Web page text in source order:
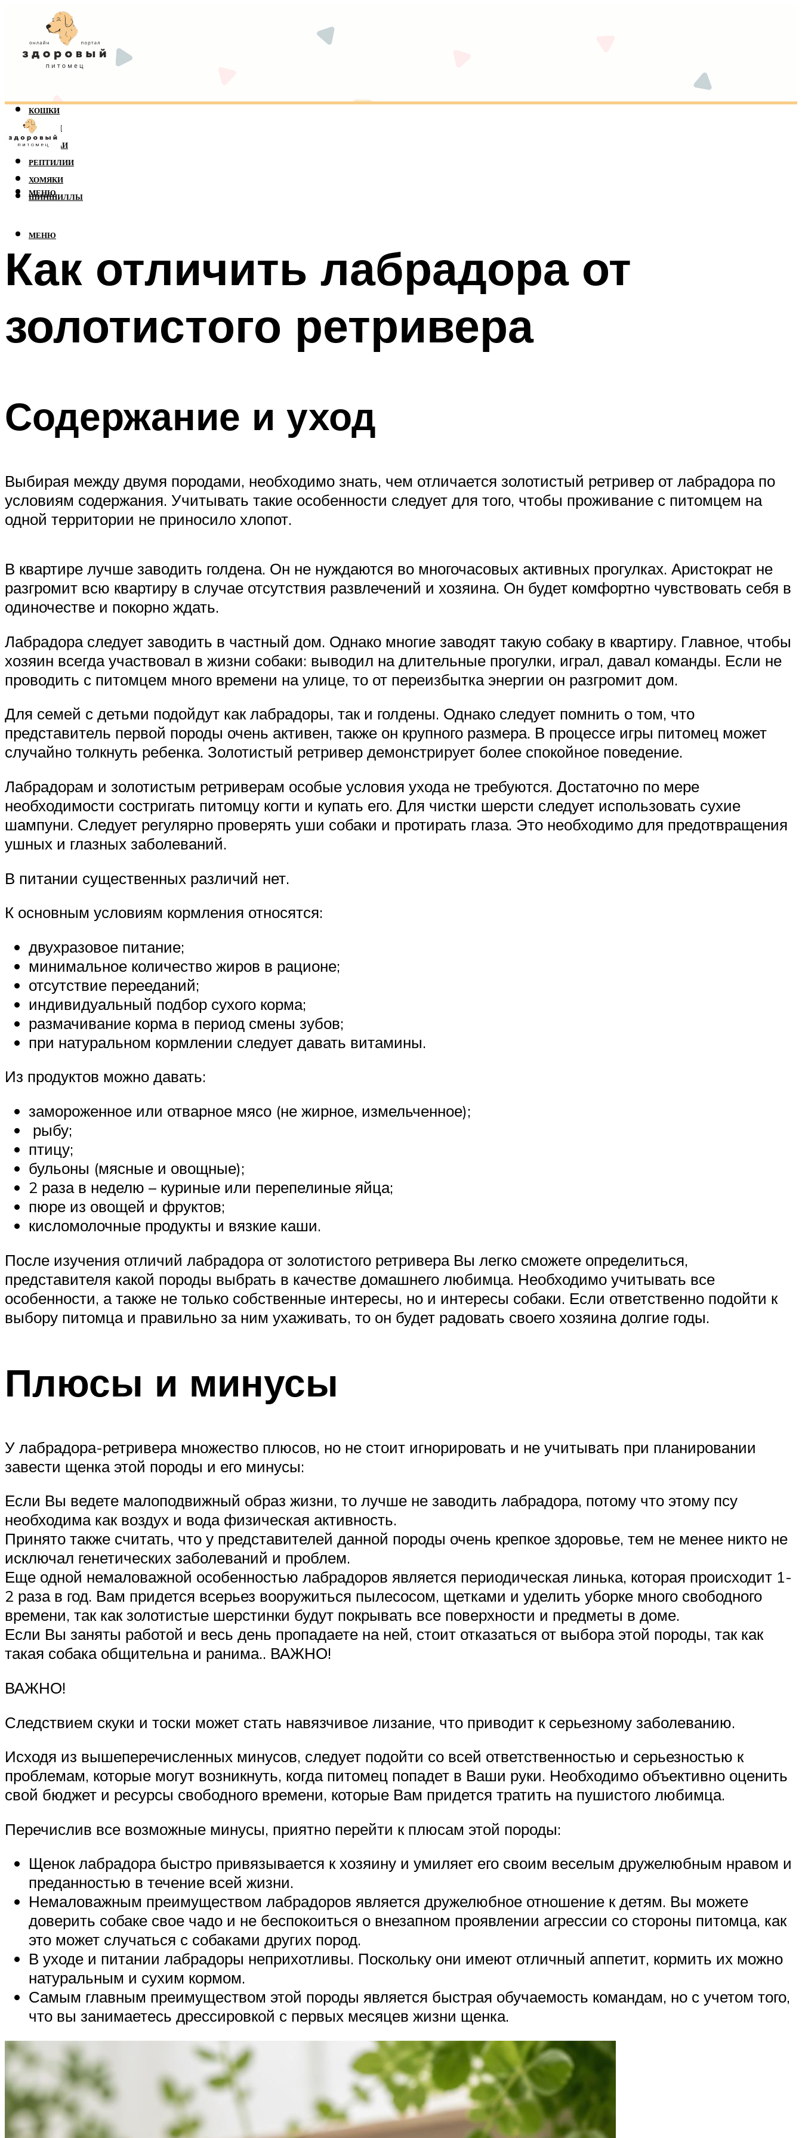
КОШКИ
СОБАКИ
ПОПУГАИ
РЕПТИЛИИ
ХОМЯКИ
ШИНШИЛЛЫ
МЕНЮ
МЕНЮ
Как отличить лабрадора от
золотистого ретривера
Содержание и уход
Выбирая между двумя породами, необходимо знать, чем отличается золотистый ретривер от лабрадора по
условиям содержания. Учитывать такие особенности следует для того, чтобы проживание с питомцем на
одной территории не приносило хлопот.
В квартире лучше заводить голдена. Он не нуждаются во многочасовых активных прогулках. Аристократ не
разгромит всю квартиру в случае отсутствия развлечений и хозяина. Он будет комфортно чувствовать себя в
одиночестве и покорно ждать.
Лабрадора следует заводить в частный дом. Однако многие заводят такую собаку в квартиру. Главное, чтобы
хозяин всегда участвовал в жизни собаки: выводил на длительные прогулки, играл, давал команды. Если не
проводить с питомцем много времени на улице, то от переизбытка энергии он разгромит дом.
Для семей с детьми подойдут как лабрадоры, так и голдены. Однако следует помнить о том, что
представитель первой породы очень активен, также он крупного размера. В процессе игры питомец может
случайно толкнуть ребенка. Золотистый ретривер демонстрирует более спокойное поведение.
Лабрадорам и золотистым ретриверам особые условия ухода не требуются. Достаточно по мере
необходимости состригать питомцу когти и купать его. Для чистки шерсти следует использовать сухие
шампуни. Следует регулярно проверять уши собаки и протирать глаза. Это необходимо для предотвращения
ушных и глазных заболеваний.
В питании существенных различий нет.
К основным условиям кормления относятся:
двухразовое питание;
минимальное количество жиров в рационе;
отсутствие перееданий;
индивидуальный подбор сухого корма;
размачивание корма в период смены зубов;
при натуральном кормлении следует давать витамины.
Из продуктов можно давать:
замороженное или отварное мясо (не жирное, измельченное);
рыбу;
птицу;
бульоны (мясные и овощные);
2 раза в неделю – куриные или перепелиные яйца;
пюре из овощей и фруктов;
кисломолочные продукты и вязкие каши.
После изучения отличий лабрадора от золотистого ретривера Вы легко сможете определиться,
представителя какой породы выбрать в качестве домашнего любимца. Необходимо учитывать все
особенности, а также не только собственные интересы, но и интересы собаки. Если ответственно подойти к
выбору питомца и правильно за ним ухаживать, то он будет радовать своего хозяина долгие годы.
Плюсы и минусы
У лабрадора-ретривера множество плюсов, но не стоит игнорировать и не учитывать при планировании
завести щенка этой породы и его минусы:
Если Вы ведете малоподвижный образ жизни, то лучше не заводить лабрадора, потому что этому псу
необходима как воздух и вода физическая активность.
Принято также считать, что у представителей данной породы очень крепкое здоровье, тем не менее никто не
исключал генетических заболеваний и проблем.
Еще одной немаловажной особенностью лабрадоров является периодическая линька, которая происходит 1-
2 раза в год. Вам придется всерьез вооружиться пылесосом, щетками и уделить уборке много свободного
времени, так как золотистые шерстинки будут покрывать все поверхности и предметы в доме.
Если Вы заняты работой и весь день пропадаете на ней, стоит отказаться от выбора этой породы, так как
такая собака общительна и ранима.. ВАЖНО!
ВАЖНО!
Следствием скуки и тоски может стать навязчивое лизание, что приводит к серьезному заболеванию.
Исходя из вышеперечисленных минусов, следует подойти со всей ответственностью и серьезностью к
проблемам, которые могут возникнуть, когда питомец попадет в Ваши руки. Необходимо объективно оценить
свой бюджет и ресурсы свободного времени, которые Вам придется тратить на пушистого любимца.
Перечислив все возможные минусы, приятно перейти к плюсам этой породы:
Щенок лабрадора быстро привязывается к хозяину и умиляет его своим веселым дружелюбным нравом и
преданностью в течение всей жизни.
Немаловажным преимуществом лабрадоров является дружелюбное отношение к детям. Вы можете
доверить собаке свое чадо и не беспокоиться о внезапном проявлении агрессии со стороны питомца, как
это может случаться с собаками других пород.
В уходе и питании лабрадоры неприхотливы. Поскольку они имеют отличный аппетит, кормить их можно
натуральным и сухим кормом.
Самым главным преимуществом этой породы является быстрая обучаемость командам, но с учетом того,
что вы занимаетесь дрессировкой с первых месяцев жизни щенка.